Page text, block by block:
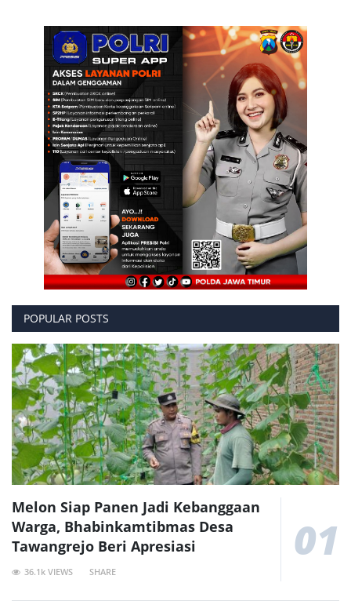
POPULAR POSTS
Melon Siap Panen Jadi Kebanggaan
Warga, Bhabinkamtibmas Desa
Tawangrejo Beri Apresiasi
36.1k VIEWS SHARE
01